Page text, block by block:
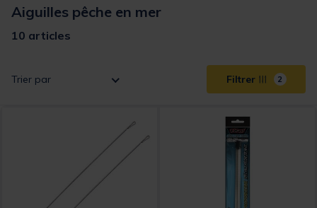
Aiguilles pêche en mer
10 articles
Trier par Filtrer 2